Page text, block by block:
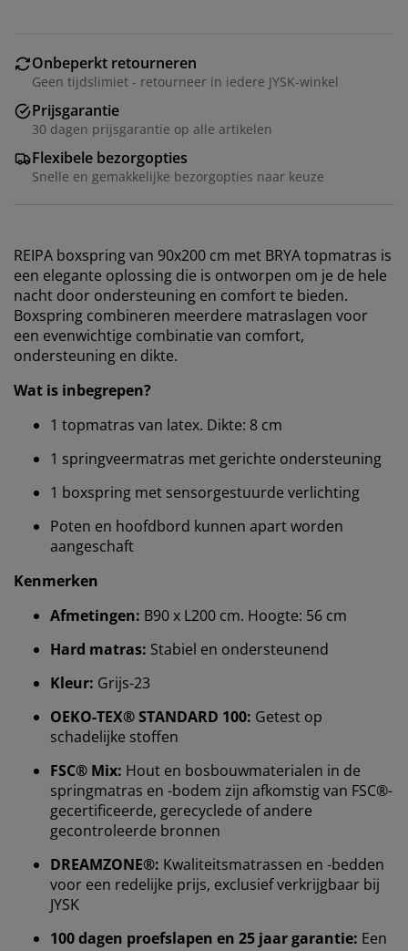
Onbeperkt retourneren
Geen tijdslimiet - retourneer in iedere JYSK-winkel
Prijsgarantie
30 dagen prijsgarantie op alle artikelen
Flexibele bezorgopties
Snelle en gemakkelijke bezorgopties naar keuze
REIPA boxspring van 90x200 cm met BRYA topmatras is
een elegante oplossing die is ontworpen om je de hele
nacht door ondersteuning en comfort te bieden.
Boxspring combineren meerdere matraslagen voor
een evenwichtige combinatie van comfort,
ondersteuning en dikte.
Wat is inbegrepen?
1 topmatras van latex. Dikte: 8 cm
1 springveermatras met gerichte ondersteuning
1 boxspring met sensorgestuurde verlichting
Poten en hoofdbord kunnen apart worden
aangeschaft
Kenmerken
Afmetingen: B90 x L200 cm. Hoogte: 56 cm
Hard matras: Stabiel en ondersteunend
Kleur: Grijs-23
OEKO-TEX® STANDARD 100: Getest op
schadelijke stoffen
FSC® Mix: Hout en bosbouwmaterialen in de
springmatras en -bodem zijn afkomstig van FSC®-
gecertificeerde, gerecyclede of andere
gecontroleerde bronnen
DREAMZONE®: Kwaliteitsmatrassen en -bedden
voor een redelijke prijs, exclusief verkrijgbaar bij
JYSK
100 dagen proefslapen en 25 jaar garantie: Een
Wij personaliseren jouw ervaring
Bij JYSK gebruiken we cookies en mobiele
identificatoren om je een goede ervaring te bieden
tijdens het bezoeken van onze website. Cookies
verzamelen informatie over jou om functionaliteit,
statistieken en relevante marketing te waarborgen.